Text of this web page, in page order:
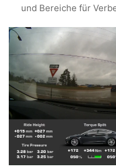
und Bereiche für